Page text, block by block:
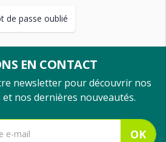
de passe oublié
EN CONTACT
newsletter pour découvrir nos
nos dernières nouveautés.
OK